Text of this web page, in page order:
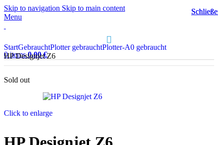
Skip to navigation Skip to main content
Menu
0items 0,00€
StartGebrauchtPlotter gebrauchtPlotter-A0 gebraucht
HP Designjet Z6
Sold out
Click to enlarge